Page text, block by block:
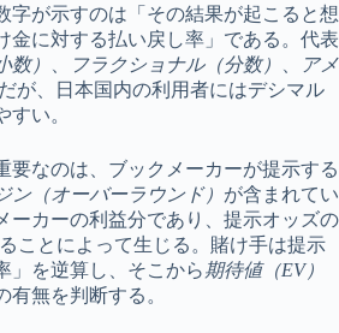
字が示すのは「その結果が起こると想
金に対する払い戻し率」である。代表
数） フラクショナル（分数）
アメ
が、日本国内の利用者にはデシマル
い。
要なのは、ブックメーカーが提示する
ン（オーバーラウンド） が含まれてい
ーカーの利益分であり、提示オッズの
ことによって生じる。賭け手は提示
」を逆算し、そこから期待値（EV）
有無を判断する。